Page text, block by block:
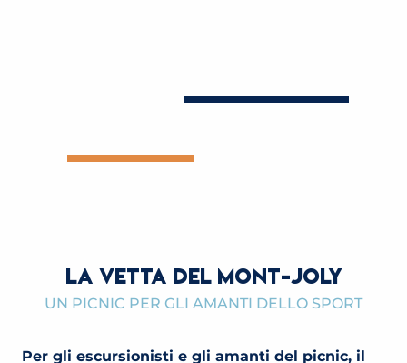
LA VETTA DEL MONT-JOLY
UN PICNIC PER GLI AMANTI DELLO SPORT
Per gli escursionisti e gli amanti del picnic, il